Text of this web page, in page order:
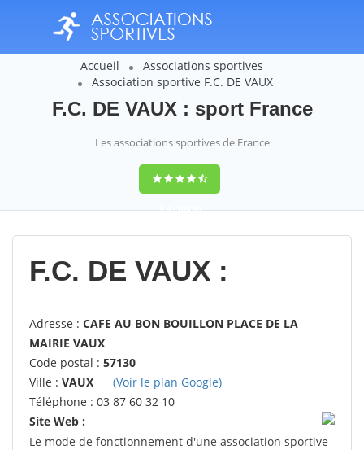
Accueil
Associations sportives
Association sportive F.C. DE VAUX
F.C. DE VAUX : sport France
Les associations sportives de France
9,4(100%)
14358votes
F.C. DE VAUX :
Adresse : CAFE AU BON BOUILLON PLACE DE LA
MAIRIE VAUX
Code postal : 57130
Ville : VAUX
(Voir le plan Google)
Téléphone : 03 87 60 32 10
Site Web :
Le mode de fonctionnement d'une association sportive